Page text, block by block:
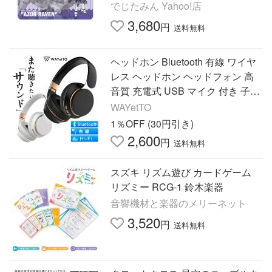
【10月予約】
でじたみん Yahoo!店
3,680円 送料無料
ヘッドホン Bluetooth 有線 ワイヤ
レス ヘッドホン ヘッドフォン 高
音質 充電式 USB マイク 付き 子供
WAYetTO
1％OFF (30円引き)
2,600円 送料無料
スズキ リズム遊び カードゲーム
リズミー RCG-1 鈴木楽器
音響機材と楽器のメリーネット
3,520円 送料無料